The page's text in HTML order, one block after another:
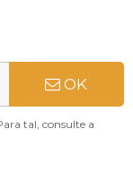
OK
tal, consulte a